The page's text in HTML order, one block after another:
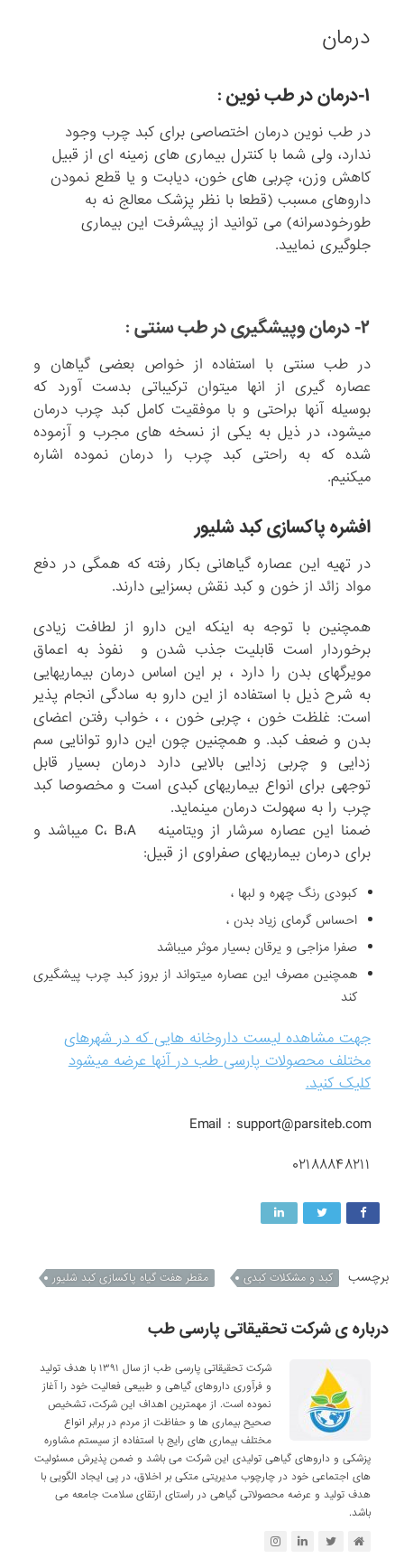
درمان
۱-درمان در طب نوین :
در طب نوین درمان اختصاصی برای کبد چرب وجود
ندارد، ولی شما با کنترل بیماری های زمینه ای از قبیل
کاهش وزن، چربی های خون، دیابت و یا قطع نمودن
داروهای مسبب (قطعا با نظر پزشک معالج نه به
طورخودسرانه) می توانید از پیشرفت این بیماری
جلوگیری نمایید.
۲- درمان وپیشگیری در طب سنتی :
در طب سنتی با استفاده از خواص بعضی گیاهان و
عصاره گیری از انها میتوان ترکیباتی بدست آورد که
بوسیله آنها براحتی و با موفقیت کامل کبد چرب درمان
میشود، در ذیل به یکی از نسخه های مجرب و آزموده
شده که به راحتی کبد چرب را درمان نموده اشاره
میکنیم.
افشره پاکسازی کبد شلیور
در تهیه این عصاره گیاهانی بکار رفته که همگی در دفع
مواد زائد از خون و کبد نقش بسزایی دارند.
همچنین با توجه به اینکه این دارو از لطافت زیادی
برخوردار است قابلیت جذب شدن و نفوذ به اعماق
مویرگهای بدن را دارد ، بر این اساس درمان بیماریهایی
به شرح ذیل با استفاده از این دارو به سادگی انجام پذیر
است: غلظت خون ، چربی خون ، ، خواب رفتن اعضای
بدن و ضعف کبد. و همچنین چون این دارو توانایی سم
زدایی و چربی زدایی بالایی دارد درمان بسیار قابل
توجهی برای انواع بیماریهای کبدی است و مخصوصا کبد
چرب را به سهولت درمان مینماید.
ضمنا این عصاره سرشار از ویتامینه C، B،A میباشد و
برای درمان بیماریهای صفراوی از قبیل:
کبودی رنگ چهره و لبها ،
احساس گرمای زیاد بدن ،
صفرا مزاجی و یرقان بسیار موثر میباشد
همچنین مصرف این عصاره میتواند از بروز کبد چرب پیشگیری
کند
جهت مشاهده لیست داروخانه هایی که در شهرهای
مختلف محصولات پارسی طب در آنها عرضه میشود
کلیک کنید.
Email : support@parsiteb.com
۰۲۱۸۸۸۴۸۲۱۱
برچسب کبد و مشکلات کبدی مقطر هفت گیاه پاکسازی کبد شلیور
درباره ی شرکت تحقیقاتی پارسی طب
شرکت تحقیقاتی پارسی طب از سال ۱۳۹۱ با هدف تولید
و فرآوری داروهای گیاهی و طبیعی فعالیت خود را آغاز
نموده است. از مهمترین اهداف این شرکت، تشخیص
صحیح بیماری ها و حفاظت از مردم در برابر انواع
مختلف بیماری های رایج با استفاده از سیستم مشاوره
پزشکی و داروهای گیاهی تولیدی این شرکت می باشد و ضمن پذیرش مسئولیت
های اجتماعی خود در چارچوب مدیریتی متکی بر اخلاق، در پی ایجاد الگویی با
هدف تولید و عرضه محصولاتی گیاهی در راستای ارتقای سلامت جامعه می
باشد.